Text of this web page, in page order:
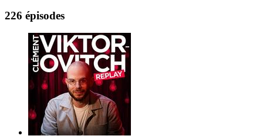
226 épisodes